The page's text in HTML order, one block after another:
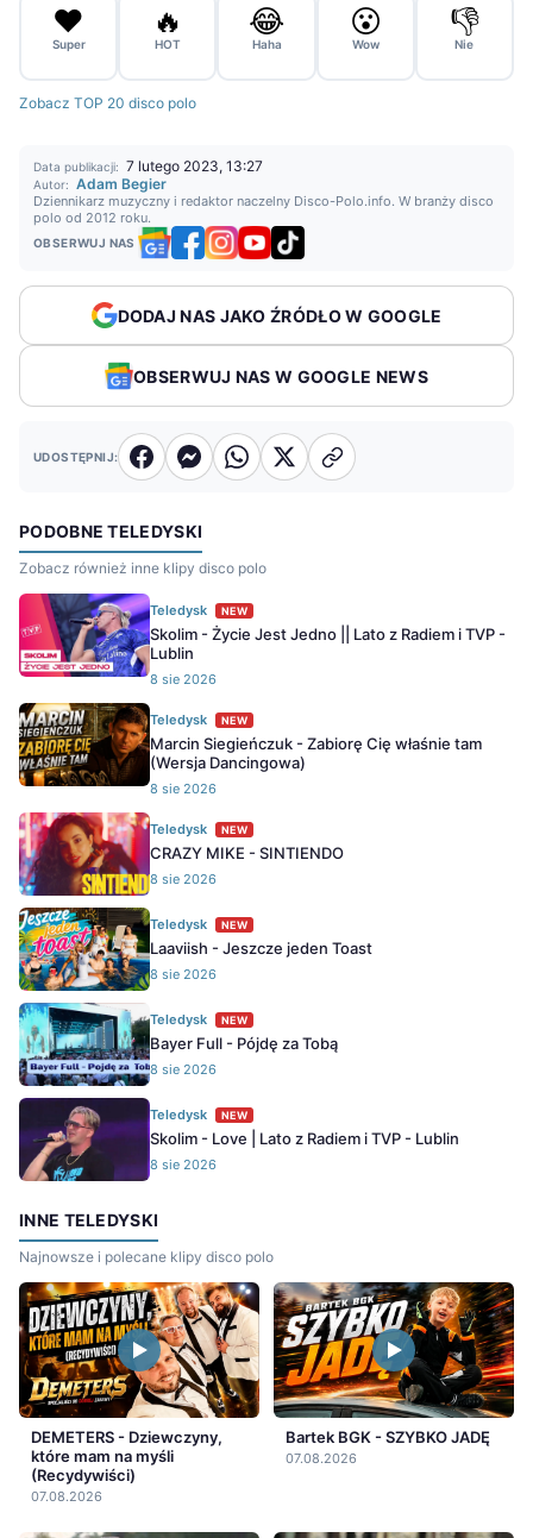
❤️
Super
🔥
HOT
😂
Haha
😮
Wow
👎
Nie
Zobacz TOP 20 disco polo
Data publikacji: 7 lutego 2023, 13:27
Autor: Adam Begier
Dziennikarz muzyczny i redaktor naczelny Disco-Polo.info. W branży disco
polo od 2012 roku.
OBSERWUJ NAS
DODAJ NAS JAKO ŹRÓDŁO W GOOGLE
OBSERWUJ NAS W GOOGLE NEWS
UDOSTĘPNIJ:
PODOBNE TELEDYSKI
Zobacz również inne klipy disco polo
Teledysk NEW
Skolim - Życie Jest Jedno || Lato z Radiem i TVP -
Lublin
8 sie 2026
Teledysk NEW
Marcin Siegieńczuk - Zabiorę Cię właśnie tam
(Wersja Dancingowa)
8 sie 2026
Teledysk NEW
CRAZY MIKE - SINTIENDO
8 sie 2026
Teledysk NEW
Laaviish - Jeszcze jeden Toast
8 sie 2026
Teledysk NEW
Bayer Full - Pójdę za Tobą
8 sie 2026
Teledysk NEW
Skolim - Love | Lato z Radiem i TVP - Lublin
8 sie 2026
INNE TELEDYSKI
Najnowsze i polecane klipy disco polo
DEMETERS - Dziewczyny,
które mam na myśli
(Recydywiści)
07.08.2026
Bartek BGK - SZYBKO JADĘ
07.08.2026